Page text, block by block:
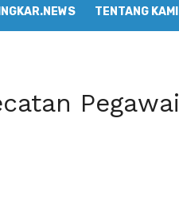
TENTANG KAMI
Pegawai